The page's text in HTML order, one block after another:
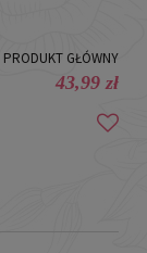
PRODUKT GŁÓWNY
43,99 zł